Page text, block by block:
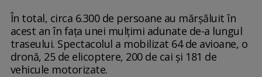
În total, circa 6.300 de persoane au mărşăluit în
acest an în faţa unei mulţimi adunate de-a lungul
traseului. Spectacolul a mobilizat 64 de avioane, o
dronă, 25 de elicoptere, 200 de cai şi 181 de
vehicule motorizate.